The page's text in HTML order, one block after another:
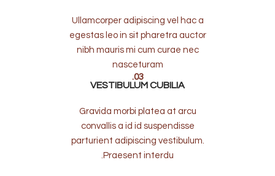
Ullamcorper adipiscing vel hac a
egestas leo in sit pharetra auctor
nibh mauris mi cum curae nec
nasceturam
03.
VESTIBULUM CUBILIA
Gravida morbi platea at arcu
convallis a id id suspendisse
parturient adipiscing vestibulum.
Praesent interdu.